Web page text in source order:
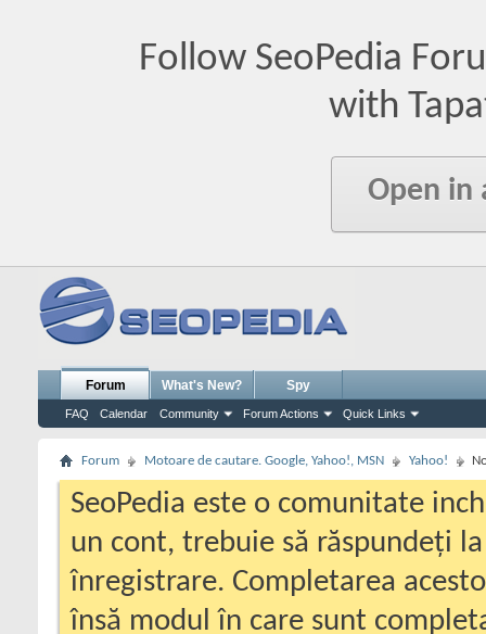
Follow SeoPedia
with
Open in
Forum
FAQ Calendar Community Forum Actions Quick Links
What's New? Spy
Forum Motoare de cautare. Google, Yahoo!, MSN Yahoo!
SeoPedia este o comunitate
un cont, trebuie să răspundeți
înregistrare. Completarea
însă modul în care sunt